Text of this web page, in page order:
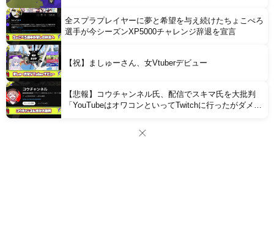
全スプラプレイヤーに夢と希望を与え続けたちょこぺろ
選手が今シーズンXP5000チャレンジ辞退を宣言
【祝】ましゅーさん、女Vtuberデビュー
【悲報】コウチャンネル氏、配信でスキマ氏を大批判
「YouTubeはオワコンといってTwitchに行ったがダメで